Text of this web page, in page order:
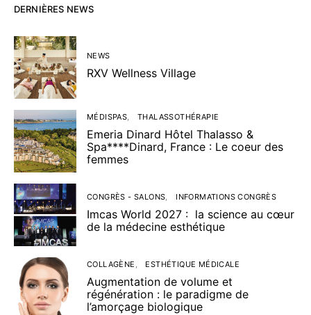
DERNIÈRES NEWS
NEWS
RXV Wellness Village
MÉDISPAS THALASSOTHÉRAPIE
Emeria Dinard Hôtel Thalasso &
Spa****Dinard, France : Le coeur des
femmes
CONGRÈS - SALONS INFORMATIONS CONGRÈS
Imcas World 2027 : la science au cœur
de la médecine esthétique
COLLAGÈNE ESTHÉTIQUE MÉDICALE
Augmentation de volume et
régénération : le paradigme de
l’amorçage biologique